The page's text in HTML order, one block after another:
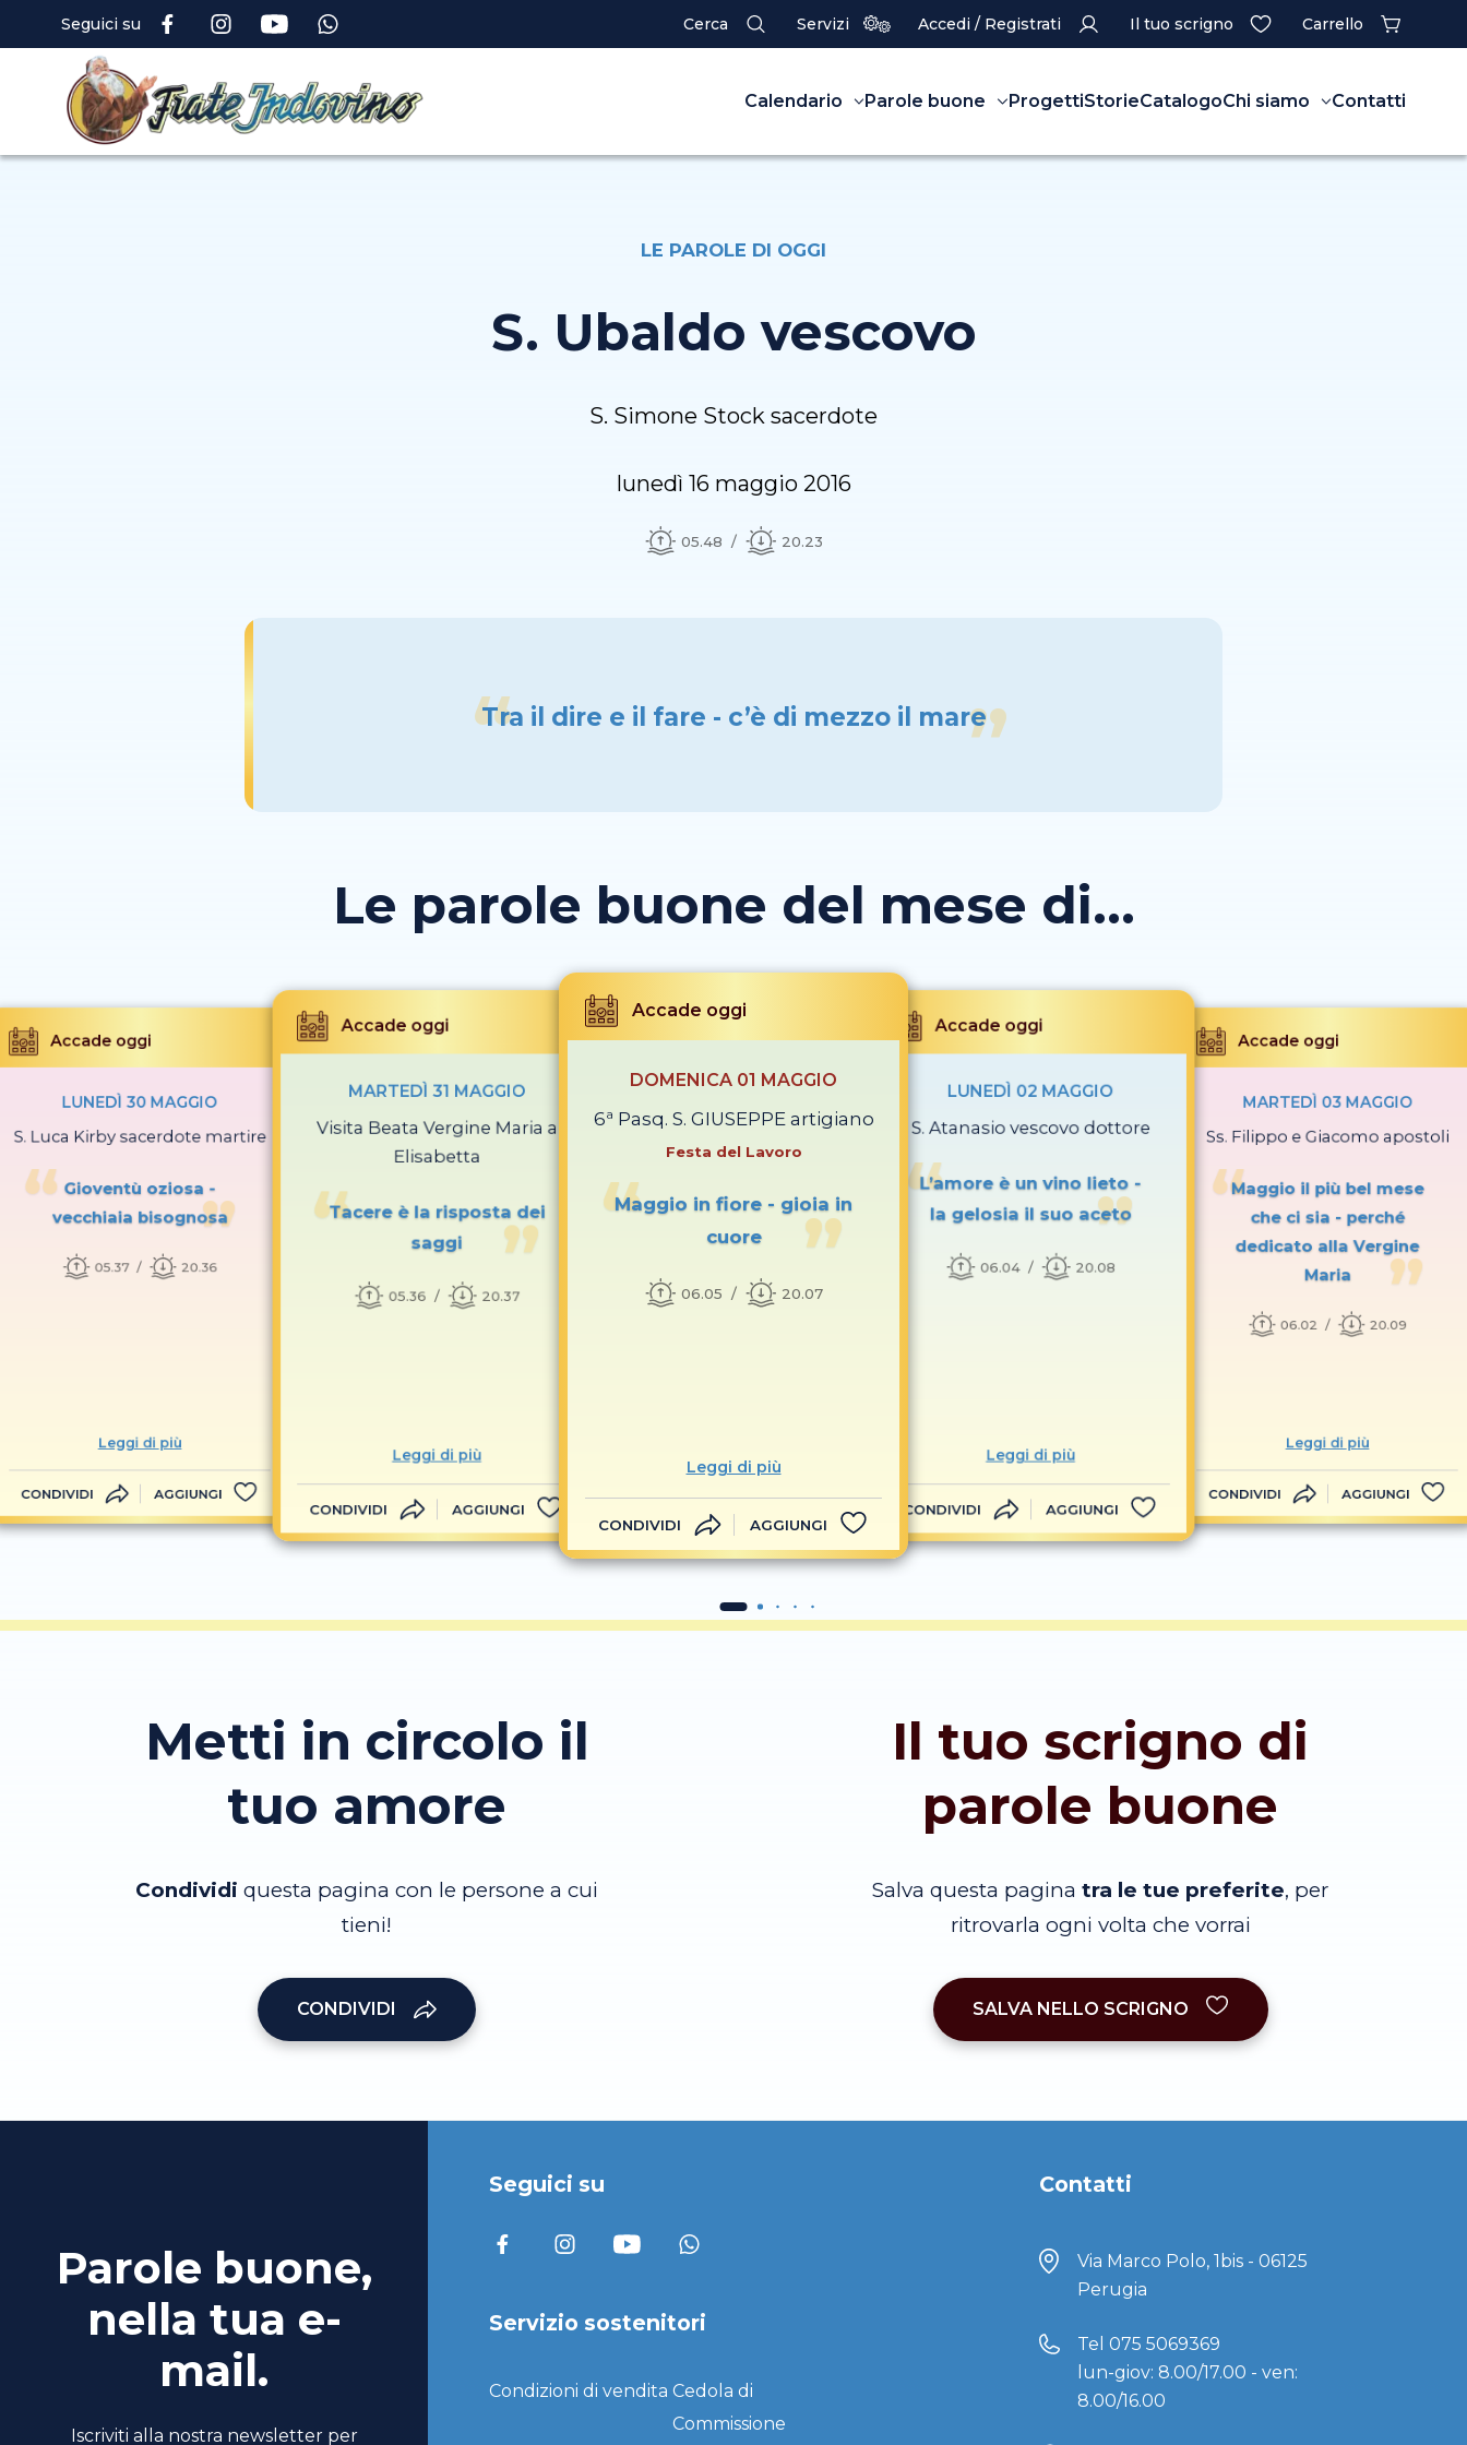
Seguici su Cerca Servizi Accedi / Registrati Il tuo scrigno Carrello
Calendario Parole buone ProgettiStorieCatalogoChi siamo Contatti
LE PAROLE DI OGGI
S. Ubaldo vescovo
S. Simone Stock sacerdote
lunedì 16 maggio 2016
05.48 20.23
Tra il dire e il fare - c’è di mezzo il mare
Le parole buone del mese di...
Accade oggi
LUNEDÌ 30 MAGGIO
S. Luca Kirby sacerdote martire
Gioventù oziosa -
vecchiaia bisognosa
05.37 20.36
Leggi di più
CONDIVIDI AGGIUNGI
Accade oggi
MARTEDÌ 31 MAGGIO
Visita Beata Vergine Maria a
Elisabetta
Tacere è la risposta dei
saggi
05.36 20.37
Leggi di più
CONDIVIDI AGGIUNGI
Accade oggi
DOMENICA 01 MAGGIO
6ª Pasq. S. GIUSEPPE artigiano
Festa del Lavoro
Maggio in fiore - gioia in
cuore
06.05 20.07
Leggi di più
CONDIVIDI AGGIUNGI
Accade oggi
LUNEDÌ 02 MAGGIO
S. Atanasio vescovo dottore
L’amore è un vino lieto -
la gelosia il suo aceto
06.04 20.08
Leggi di più
CONDIVIDI AGGIUNGI
Accade oggi
MARTEDÌ 03 MAGGIO
Ss. Filippo e Giacomo apostoli
Maggio il più bel mese
che ci sia - perché
dedicato alla Vergine
Maria
06.02 20.09
Leggi di più
CONDIVIDI AGGIUNGI
Metti in circolo il
tuo amore
Condividi questa pagina con le persone a cui
tieni!
CONDIVIDI
Il tuo scrigno di
parole buone
Salva questa pagina tra le tue preferite, per
ritrovarla ogni volta che vorrai
SALVA NELLO SCRIGNO
Parole buone,
nella tua e-
mail.
Iscriviti alla nostra newsletter per
Seguici su
Servizio sostenitori
Condizioni di vendita Cedola di
Commissione
Contatti
Via Marco Polo, 1bis - 06125
Perugia
Tel 075 5069369
lun-giov: 8.00/17.00 - ven:
8.00/16.00